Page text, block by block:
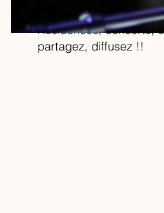
Toute l’actu de C-LY
Résidences, concerts,
partagez, diffusez !!